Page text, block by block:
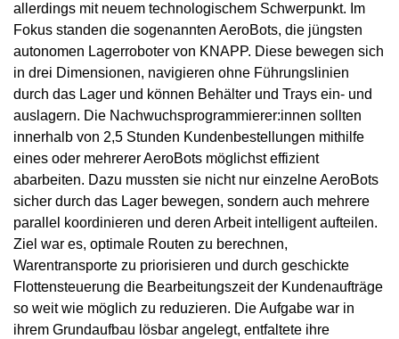
allerdings mit neuem technologischem Schwerpunkt. Im
Fokus standen die sogenannten AeroBots, die jüngsten
autonomen Lagerroboter von KNAPP. Diese bewegen sich
in drei Dimensionen, navigieren ohne Führungslinien
durch das Lager und können Behälter und Trays ein- und
auslagern. Die Nachwuchsprogrammierer:innen sollten
innerhalb von 2,5 Stunden Kundenbestellungen mithilfe
eines oder mehrerer AeroBots möglichst effizient
abarbeiten. Dazu mussten sie nicht nur einzelne AeroBots
sicher durch das Lager bewegen, sondern auch mehrere
parallel koordinieren und deren Arbeit intelligent aufteilen.
Ziel war es, optimale Routen zu berechnen,
Warentransporte zu priorisieren und durch geschickte
Flottensteuerung die Bearbeitungszeit der Kundenaufträge
so weit wie möglich zu reduzieren. Die Aufgabe war in
ihrem Grundaufbau lösbar angelegt, entfaltete ihre